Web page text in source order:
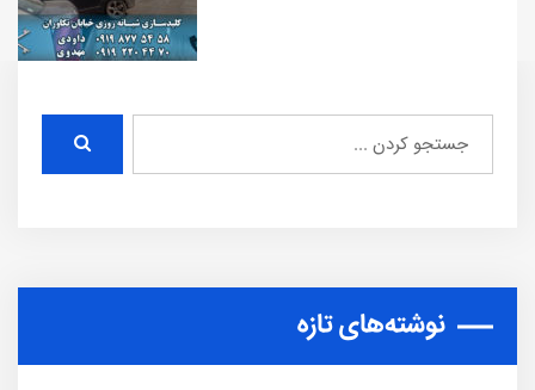
نوشته‌های تازه